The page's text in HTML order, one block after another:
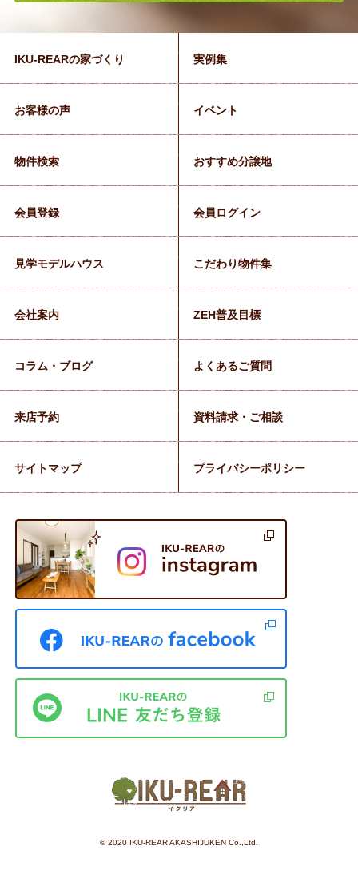
©︎ 2020 IKU-REAR AKASHIJUKEN Co.,Ltd.
IKU-REARの家づくり 実例集
お客様の声 イベント
物件検索 おすすめ分譲地
会員登録 会員ログイン
見学モデルハウス こだわり物件集
会社案内 ZEH普及目標
コラム・ブログ よくあるご質問
来店予約 資料請求・ご相談
サイトマップ プライバシーポリシー